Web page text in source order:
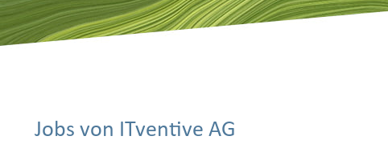
Jobs von ITventive AG